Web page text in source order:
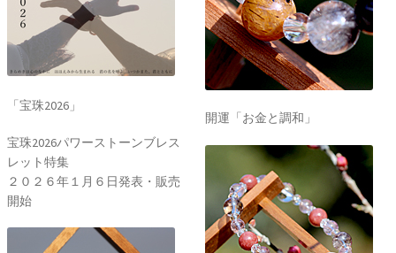
「宝珠2026」
宝珠2026パワーストーンブレス
レット特集
２０２６年１月６日発表・販売
開始
開運「お金と調和」